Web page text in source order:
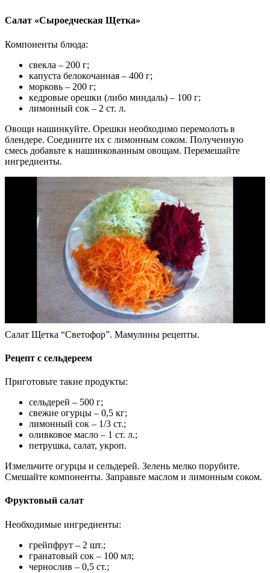
Салат «Сыроедческая Щетка»
Компоненты блюда:
свекла – 200 г;
капуста белокочанная – 400 г;
морковь – 200 г;
кедровые орешки (либо миндаль) – 100 г;
лимонный сок – 2 ст. л.
Овощи нашинкуйте. Орешки необходимо перемолоть в
блендере. Соедините их с лимонным соком. Полученную
смесь добавьте к нашинкованным овощам. Перемешайте
ингредиенты.
Салат Щетка “Светофор”. Мамулины рецепты.
Рецепт с сельдереем
Приготовьте такие продукты:
сельдерей – 500 г;
свежие огурцы – 0,5 кг;
лимонный сок – 1/3 ст.;
оливковое масло – 1 ст. л.;
петрушка, салат, укроп.
Измельчите огурцы и сельдерей. Зелень мелко порубите.
Смешайте компоненты. Заправьте маслом и лимонным соком.
Фруктовый салат
Необходимые ингредиенты:
грейпфрут – 2 шт.;
гранатовый сок – 100 мл;
чернослив – 0,5 ст.;